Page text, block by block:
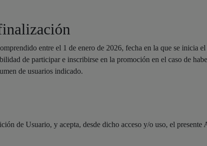
entre el 1 de enero de 2026, fecha en la que se inicia
de participar e inscribirse en la promoción en el caso de
de usuarios indicado.
de Usuario, y acepta, desde dicho acceso y/o uso, el presente